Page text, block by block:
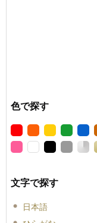
色で探す
文字で探す
日本語